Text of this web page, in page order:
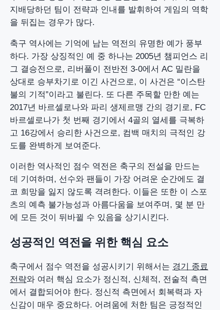
지배당하던 팀이 전략과 인내를 발휘하여 게임의 역학
을 뒤집는 경우가 많다.
축구 역사에는 기억에 남는 역전의 유명한 예가 풍부
하다. 가장 상징적인 예 중 하나는 2005년 챔피언스 리
그 결승전으로, 리버풀이 전반전 3-0에서 AC 밀란을
상대로 승부차기로 이긴 사건으로, 이 사건은 “이스탄
불의 기적”이라고 불린다. 또 다른 주목할 만한 예는
2017년 바르셀로나와 파리 생제르맹 간의 경기로, FC
바르셀로나가 첫 번째 경기에서 4골의 열세를 극복하
고 16강에서 승리한 사건으로, 컴백 매치의 극적인 강
도를 완벽하게 보여준다.
이러한 역사적인 점수 역전은 축구의 전설을 만드는
데 기여하며, 선수와 팬들이 가장 어려운 순간에도 결
코 희망을 잃지 않도록 격려한다. 이들은 또한 이 스포
츠의 예측 불가능성과 아름다움을 보여주며, 몇 분 만
에 모든 것이 뒤바뀔 수 있음을 상기시킨다.
성공적인 역전을 위한 핵심 요소
축구에서 점수 역전을 성공시키기 위해서는 경기 종료
전략와 여러 핵심 요소가 정신적, 신체적, 전술적 측면
에서 결합되어야 한다. 정신적 측면에서 회복력과 자
신감이 매우 중요하다. 어려움에 처한 팀은 긍정적인